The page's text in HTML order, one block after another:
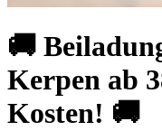
🚚
Kerpen ab
Kosten! 🚚